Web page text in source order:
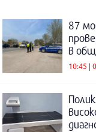
87
в
10:45 |